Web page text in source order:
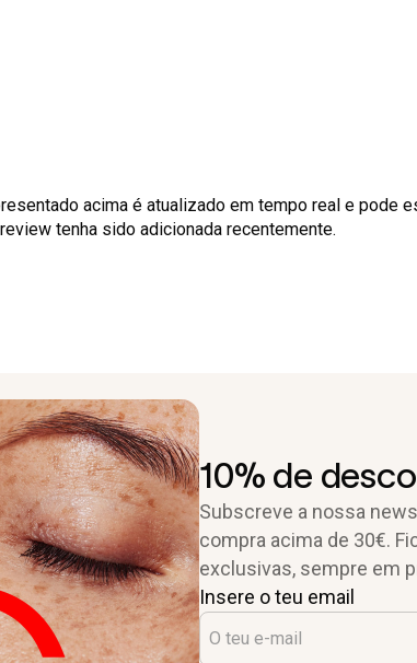
acima é atualizado em tempo real e pode
tenha sido adicionada recentemente.
10% de
Subscreve a nossa
compra acima de 30€.
exclusivas, sempre em
Insere o teu email